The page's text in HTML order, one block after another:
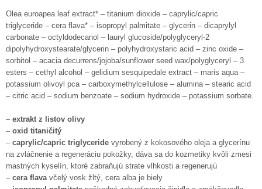
Olea euroapea leaf extract* – titanium dioxide – caprylic/capric
triglyceride – cera flava* – isopropyl palmitate – glycerin – dicaprylyl
carbonate – octyldodecanol – lauryl glucoside/polyglyceryl-2
dipolyhydroxystearate/glycerin – polyhydroxystaric acid – zinc oxide –
sorbitol – acacia decurrens/jojoba/sunflower seed wax/polyglyceryl – 3
esters – cethyl alcohol – gelidium sesquipedale extract – maris aqua –
potassium olivoyl pca – carboxymethylcellulose – alumina – stearic acid
– citric acid – sodium benzoate – sodium hydroxide – potassium sorbate.
– extrakt z listov olivy
– oxid titaničitý
– caprylic/capric triglyceride vyrobený z kokosového oleja a glycerínu
na zvláčnenie a regeneráciu pokožky, dáva sa do kozmetiky kvôli zmesi
mastných kyselín, ktoré zabraňujú strate vlhkosti a regenerujú
– cera flava včelý vosk žltý, cera alba je biely